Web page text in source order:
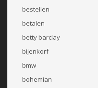
bestellen
betalen
betty barclay
bijenkorf
bmw
bohemian